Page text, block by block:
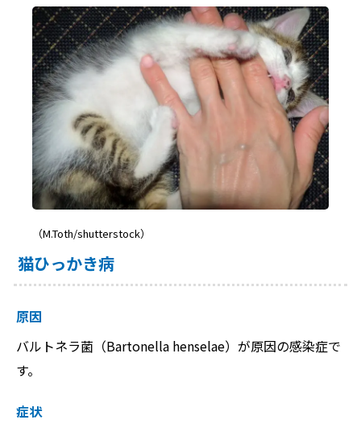
（M.Toth/shutterstock）
猫ひっかき病
原因
バルトネラ菌（Bartonella henselae）が原因の感染症で
す。
症状